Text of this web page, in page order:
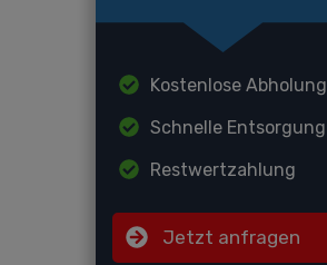
Kostenlose Abholung
Schnelle Entsorgung
Restwertzahlung
Jetzt anfragen